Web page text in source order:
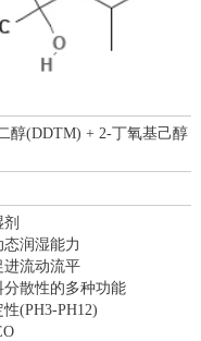
醇(DDTM) + 2-丁氧基己醇
润湿能力
进流动流平
散性的多种功能
(PH3-PH12)